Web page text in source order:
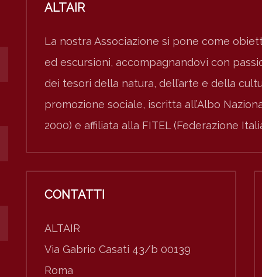
ALTAIR
La nostra Associazione si pone come
ed escursioni, accompagnandovi con
dei tesori della natura, dell’arte e della
promozione sociale, iscritta all’Albo
2000) e affiliata alla FITEL (Federazione
CONTATTI
ALTAIR
Via Gabrio Casati 43/b 00139
Roma